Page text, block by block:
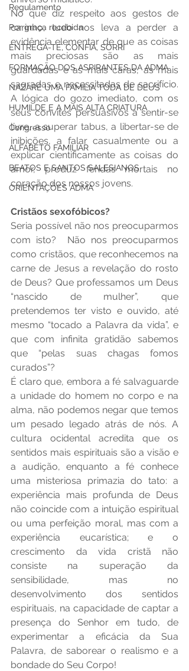
Regulamento
Por graça recebida
ENTREGA-TE, CONFIA, SORRI
FORMAÇÃO DOS ASPIRANTES DA ADMA
NAZARÉ UMA FAMÍLIA TODA DE DEUS
HUMILDE E A MAIS ALTA CRIATURA
Congresso
ALFABETO FAMILIAR
BEATOS E SANTOS SALESIANOS
ORIENTAÇÕES ADMA
No que diz respeito aos gestos de
carinho, tudo nos leva a perder a
evidência elementar de que as coisas
mais preciosas são as mais
guardadas e as mais caras, as mais
sagradas e necessitadas de sacrifício.
A lógica do gozo imediato, com os
seus convites persuasivos a sentir-se
livre, a superar tabus, a libertar-se de
inibições, a falar casualmente ou a
explicar cientificamente as coisas do
amor, produz feridas mortais no
coração dos nossos jovens.
Cristãos sexofóbicos?
Seria possível não nos preocuparmos
com isto?  Não nos preocuparmos
como cristãos, que reconhecemos na
carne de Jesus a revelação do rosto
de Deus? Que professamos um Deus
“nascido de mulher”, que
pretendemos ter visto e ouvido, até
mesmo “tocado a Palavra da vida”, e
que com infinita gratidão sabemos
que “pelas suas chagas fomos
curados”?
É claro que, embora a fé salvaguarde
a unidade do homem no corpo e na
alma, não podemos negar que temos
um pesado legado atrás de nós. A
cultura ocidental acredita que os
sentidos mais espirituais são a visão e
a audição, enquanto a fé conhece
uma misteriosa primazia do tato: a
experiência mais profunda de Deus
não coincide com a intuição espiritual
ou uma perfeição moral, mas com a
experiência eucarística; e o
crescimento da vida cristã não
consiste na superação da
sensibilidade, mas no
desenvolvimento dos sentidos
espirituais, na capacidade de captar a
presença do Senhor em tudo, de
experimentar a eficácia da Sua
Palavra, de saborear o realismo e a
bondade do Seu Corpo!